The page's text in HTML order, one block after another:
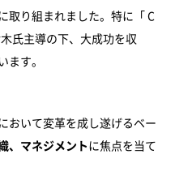
取り組まれました。特に「 C
氏主導の下、大成功を収
ます。
おいて変革を成し遂げるベー
、マネジメント に焦点を当て